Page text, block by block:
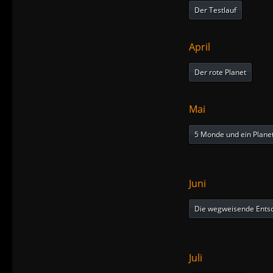
Der Testlauf
April
Der rote Planet
Mai
5 Monde und ein
Juni
Die wegweisende
Juli